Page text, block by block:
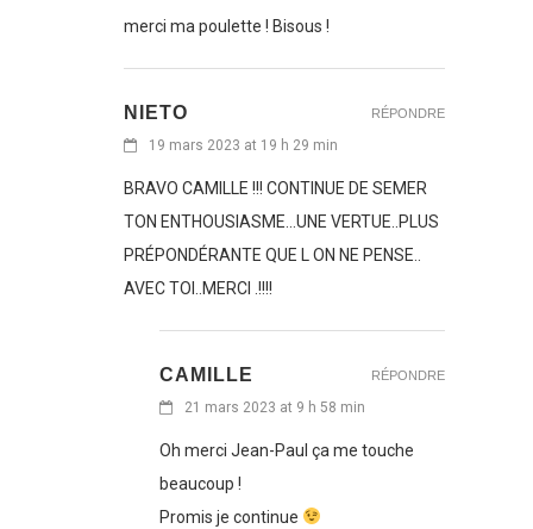
merci ma poulette ! Bisous !
NIETO
19 mars 2023 at 19 h 29 min
BRAVO CAMILLE !!! CONTINUE DE SEMER
TON ENTHOUSIASME…UNE VERTUE..PLUS
PRÉPONDÉRANTE QUE L ON NE PENSE..
AVEC TOI..MERCI .!!!!
RÉPONDRE
CAMILLE
21 mars 2023 at 9 h 58 min
Oh merci Jean-Paul ça me touche
beaucoup !
Promis je continue
RÉPONDRE